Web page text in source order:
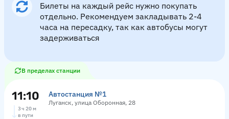
Билеты на каждый рейс нужно покупать
отдельно. Рекомендуем закладывать 2-4
часа на пересадку, так как автобусы могут
задерживаться
В пределах станции
11:10 Автостанция №1
Луганск, улица Оборонная, 28
3 ч 20 м
в пути